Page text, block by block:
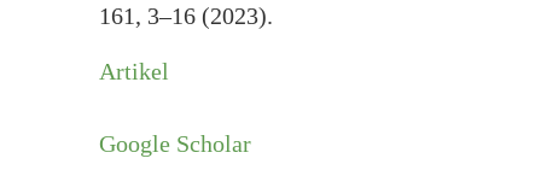
161, 3–16 (2023).
Artikel
Google Scholar